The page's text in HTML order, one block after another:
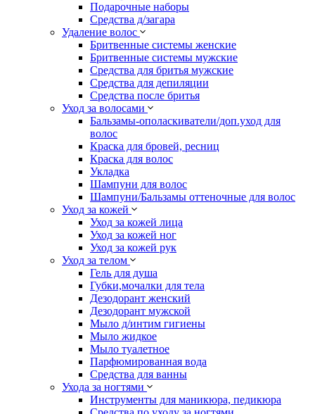
Подарочные наборы
Средства д/загара
Удаление волос
Бритвенные системы женские
Бритвенные системы мужские
Средства для бритья мужские
Средства для депиляции
Средства после бритья
Уход за волосами
Бальзамы-ополаскиватели/доп.уход для
волос
Краска для бровей, ресниц
Краска для волос
Укладка
Шампуни для волос
Шампуни/Бальзамы оттеночные для волос
Уход за кожей
Уход за кожей лица
Уход за кожей ног
Уход за кожей рук
Уход за телом
Гель для душа
Губки,мочалки для тела
Дезодорант женский
Дезодорант мужской
Мыло д/интим гигиены
Мыло жидкое
Мыло туалетное
Парфюмированная вода
Средства для ванны
Ухода за ногтями
Инструменты для маникюра, педикюра